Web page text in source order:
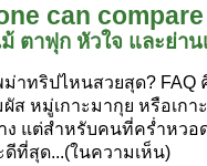
can compare
ตาฟุก หัวใจ และย่า
ม่าทริปไหนสวยสุด?
ผัส หมู่เกาะมากุย หรือเก
ง แต่สำหรับคนที่คร่ำหวอ
ดีที่สุด...(ในความเห็น)